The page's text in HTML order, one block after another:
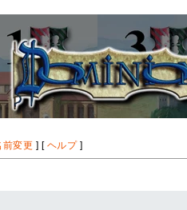
前変更 ] [ ヘルプ]